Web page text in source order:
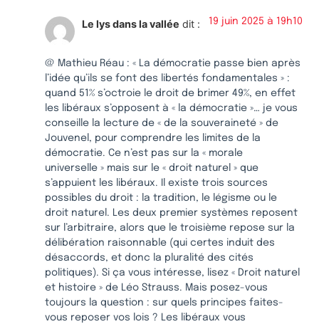
Le lys dans la vallée dit : 19 juin 2025 à 19h10
@ Mathieu Réau : « La démocratie passe bien après
l’idée qu’ils se font des libertés fondamentales » :
quand 51% s’octroie le droit de brimer 49%, en effet
les libéraux s’opposent à « la démocratie »… je vous
conseille la lecture de « de la souveraineté » de
Jouvenel, pour comprendre les limites de la
démocratie. Ce n’est pas sur la « morale
universelle » mais sur le « droit naturel » que
s’appuient les libéraux. Il existe trois sources
possibles du droit : la tradition, le légisme ou le
droit naturel. Les deux premier systèmes reposent
sur l’arbitraire, alors que le troisième repose sur la
délibération raisonnable (qui certes induit des
désaccords, et donc la pluralité des cités
politiques). Si ça vous intéresse, lisez « Droit naturel
et histoire » de Léo Strauss. Mais posez-vous
toujours la question : sur quels principes faites-
vous reposer vos lois ? Les libéraux vous